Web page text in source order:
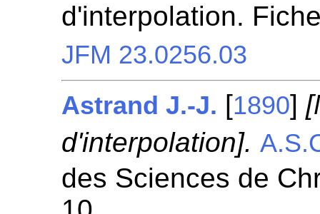
d'interpolation.
JFM 23.0256.03
Astrand J.-J. [1890]
d'interpolation].
des Sciences de